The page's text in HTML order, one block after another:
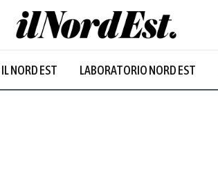
NORD EST LABORATORIO NORD EST
Nuvoloso